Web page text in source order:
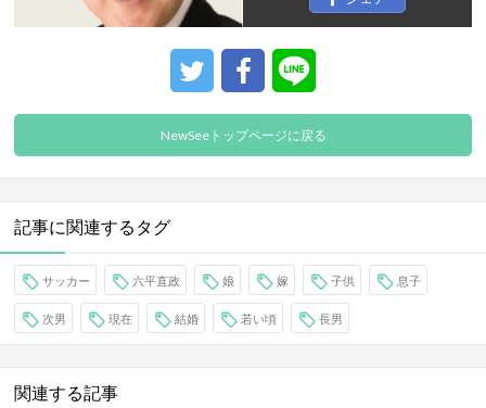
NewSeeトップページに戻る
記事に関連するタグ
サッカー 六平直政 娘 嫁 子供 息子
次男 現在 結婚 若い頃 長男
関連する記事